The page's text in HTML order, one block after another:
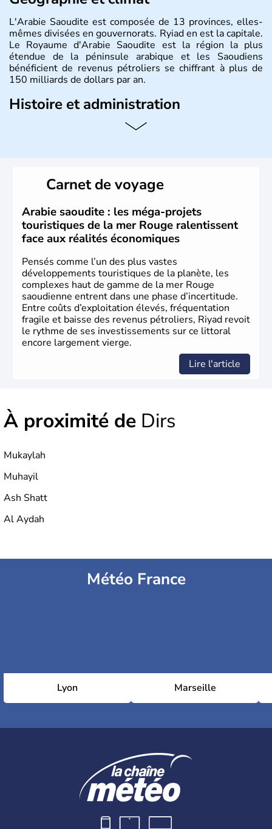
L'Arabie Saoudite est composée de 13 provinces, elles-
mêmes divisées en gouvernorats. Ryiad en est la capitale.
Le Royaume d'Arabie Saoudite est la région la plus
étendue de la péninsule arabique et les Saoudiens
bénéficient de revenus pétroliers se chiffrant à plus de
150 milliards de dollars par an.
Histoire et administration
Limitrophe du Koweit, de la Jordanie ou bien encore du
avec des températures diurnes très élevées, chutant
fortement la nuit. L'islam sunnite est la religion d'Etat du
Royaume. La Constitution du pays se fonde sur le Coran
et la Sunna.
Carnet de voyage
Arabie saoudite : les méga-projets
touristiques de la mer Rouge ralentissent
face aux réalités économiques
Pensés comme l’un des plus vastes
développements touristiques de la planète, les
complexes haut de gamme de la mer Rouge
saoudienne entrent dans une phase d’incertitude.
Entre coûts d’exploitation élevés, fréquentation
fragile et baisse des revenus pétroliers, Riyad revoit
le rythme de ses investissements sur ce littoral
encore largement vierge.
Lire l'article
À proximité de Dirs
Mukaylah
Muhayil
Ash Shatt
Al Aydah
Météo France
Lyon Marseille